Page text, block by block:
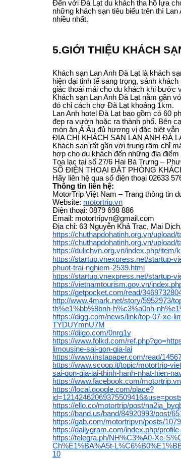
Đến với Đà Lạt du khách tha hồ lựa
những khách sạn tiêu biểu trên thì
nhiều nhất.
5.GIỚI THIỆU KHÁCH
Khách sạn Lan Anh Đà Lạt là khách
hiện đại tinh tế sang trọng, sảnh
giác thoải mái cho du khách khi bước
Khách sạn Lan Anh Đà Lạt nằm gần
đó chỉ cách chợ Đà Lạt khoảng 1km.
Lan Anh hotel Đà Lạt bao gồm có 60
đẹp ra vườn hoặc ra thành phố. Bên
món ăn Á Âu đủ hương vị đặc biệt vẫn
ĐỊA CHỈ KHÁCH SẠN LAN ANH ĐÀ
Khách sạn rất gần với trung râm chỉ
hợp cho du khách đến những địa điểm
Tọa lạc tại số 27/6 Hai Bà Trưng –
SỐ ĐIỆN THOẠI ĐẶT PHÒNG
Hãy liên hệ qua số điện thoại 02633
Thông tin liên hệ:
MotorTrip Việt Nam – Trang thông tin
Website: motortrip.vn
Điện thoại: 0879 698 886
Email: motortripvn@gmail.com
Địa chỉ: 63 Nguyễn Khả Trạc, Mai
https://chuthapdohatinh.org.vn/
https://chuthapdohatinh.org.vn/upload/
https://dulichvn.org.vn/index.php/item/
https://startup.vnexpress.net/startup-
phuot-trai-nghiem-2539.html
https://startup.vnexpress.net/startup-
https://vietnamtourism.gov.vn/
https://getpocket.com/read/
http://www.4mark.net/story/5952973/
th%e1%bb%8bnh-h%c3%a0nh-
https://digg.com/news/link/top-07-xe-
TYDUYmnU7M
https://diigo.com/0nrg1y
https://www.folkd.com/
limousine-sai-gon-gia-lai
https://www.instapaper.com/read/
https://www.scoop.it/topic/motortrip-
sai-gon-gia-lai-thinh-hanh-nhat-hien-
https://www.facebook.com/
https://local.google.com/place?
https://ello.co/motortrip/post/
https://band.us/band/84920993/post/
https://gab.com/motortripvn/posts/
https://dailygram.com/index.php/
https://telegra.ph/NH%C3%A0-Xe-
Ch%E1%BA%A5t-
10